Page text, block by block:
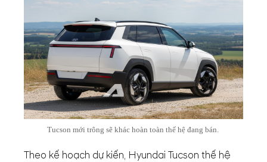
Tucson mới trông sẽ khác hoàn toàn thế hệ đang bán.
Theo kế hoạch dự kiến, Hyundai Tucson thế hệ